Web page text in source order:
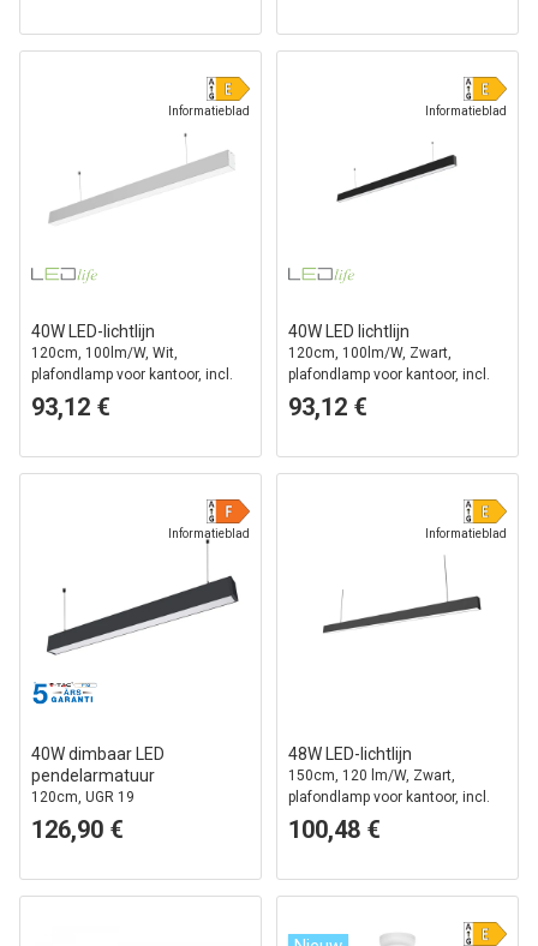
Informatieblad
40W LED-lichtlijn
120cm, 100lm/W, Wit,
plafondlamp voor kantoor, incl.
draadophanging
93,12 €
Informatieblad
40W LED lichtlijn
120cm, 100lm/W, Zwart,
plafondlamp voor kantoor, incl.
draadophanging
93,12 €
Informatieblad
40W dimbaar LED
pendelarmatuur
120cm, UGR 19
126,90 €
Informatieblad
48W LED-lichtlijn
150cm, 120 lm/W, Zwart,
plafondlamp voor kantoor, incl.
draadophanging
100,48 €